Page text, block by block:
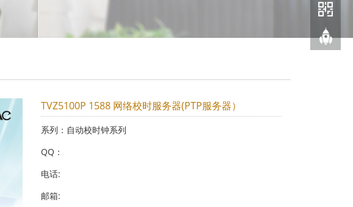
TVZ5100P 1588 网络校时服务器(PTP服务器）
系列：自动校时钟系列
QQ：
电话:
邮箱: